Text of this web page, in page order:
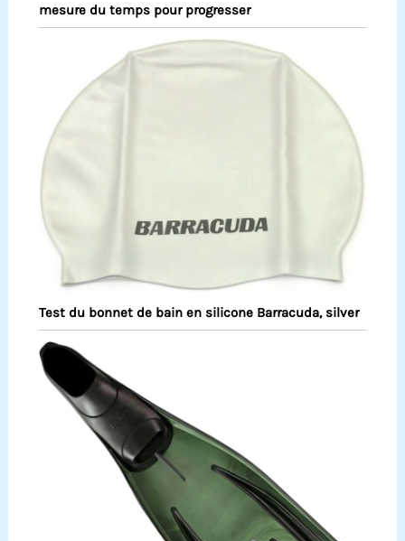
mesure du temps pour progresser
Test du bonnet de bain en silicone Barracuda, silver